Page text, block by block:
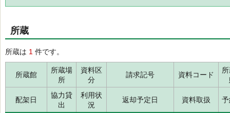
所蔵
所蔵は 1 件です。
所蔵館
所蔵場
所
資料区
分
請求記号 資料コード
配架日
協力貸
出
利用状
況
返却予定日 資料取扱